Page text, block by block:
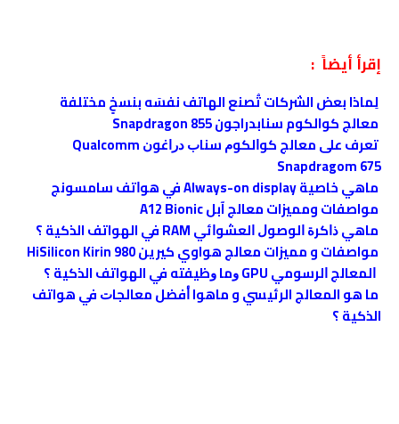
إقرأ أيضاً :
لِماذا بعض الشركات تُصنع الهاتف نفسَه بنسخٍ مختلفة
معالج كوالكوم سنابدراجون Snapdragon 855
تعرف على معالج ﻛﻮﺍﻟﻜﻮﻡ ﺳﻨﺎﺏ ﺩﺭﺍﻏﻮﻥ Qualcomm
Snapdragom 675
ماهي خاصية Always-on display في ﻫﻮﺍﺗﻒ ﺳﺎﻣﺴﻮﻧﺞ
مواصفات ومميزات معالج آبل A12 Bionic
ماهي ﺫﺍﻛﺮﺓ ﺍﻟﻮﺻﻮﻝ ﺍﻟﻌﺸﻮﺍﺋﻲ RAM في الهواتف الذكية ؟
مواصفات و مميزات معالج هواوي كيرين HiSilicon Kirin 980
ﺍﻟﻤﻌﺎﻟﺞ ﺍﻟﺮﺳﻮﻣﻲ GPU ﻭﻣﺎ ﻭﻇﻴﻔﺘﻪ في الهواتف الذكية ؟
ﻣﺎ ﻫﻮ المعالج الرئيسي ‏و ماهوا ﺃﻓﻀﻞ ﻣﻌﺎﻟﺠﺎﺕ في هواتف
الذكية ؟